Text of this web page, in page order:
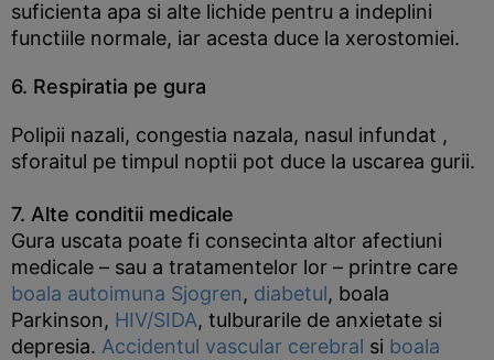
suficienta apa si alte lichide pentru a indeplini
functiile normale, iar acesta duce la xerostomiei.
6. Respiratia pe gura
Polipii nazali, congestia nazala, nasul infundat ,
sforaitul pe timpul noptii pot duce la uscarea gurii.
7. Alte conditii medicale
Gura uscata poate fi consecinta altor afectiuni
medicale – sau a tratamentelor lor – printre care
boala autoimuna Sjogren, diabetul, boala
Parkinson, HIV/SIDA, tulburarile de anxietate si
depresia. Accidentul vascular cerebral si boala